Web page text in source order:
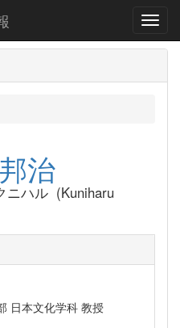
治
ニハル (Kuniharu
日本文化学科 教授